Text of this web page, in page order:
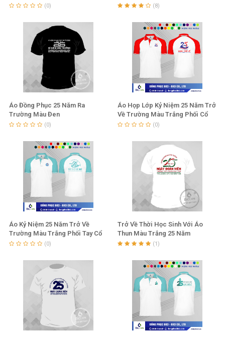
Trở Về
(0) (8)
Áo Đồng Phục 25 Năm Ra
Trường Màu Đen
(0)
Áo Họp Lớp Kỷ Niệm 25 Năm Trở
Về Trường Màu Trắng Phối Cổ
Tay Đỏ
(0)
Áo Kỷ Niệm 25 Năm Trở Về
Trường Màu Trắng Phối Tay Cổ
Thiên Thanh(0)
Trở Về Thời Học Sinh Với Áo
Thun Màu Trắng 25 Năm
(1)